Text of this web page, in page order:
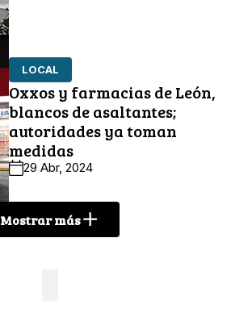
LOCAL
Oxxos y farmacias de León,
blancos de asaltantes;
autoridades ya toman
medidas
29 Abr, 2024
Mostrar más